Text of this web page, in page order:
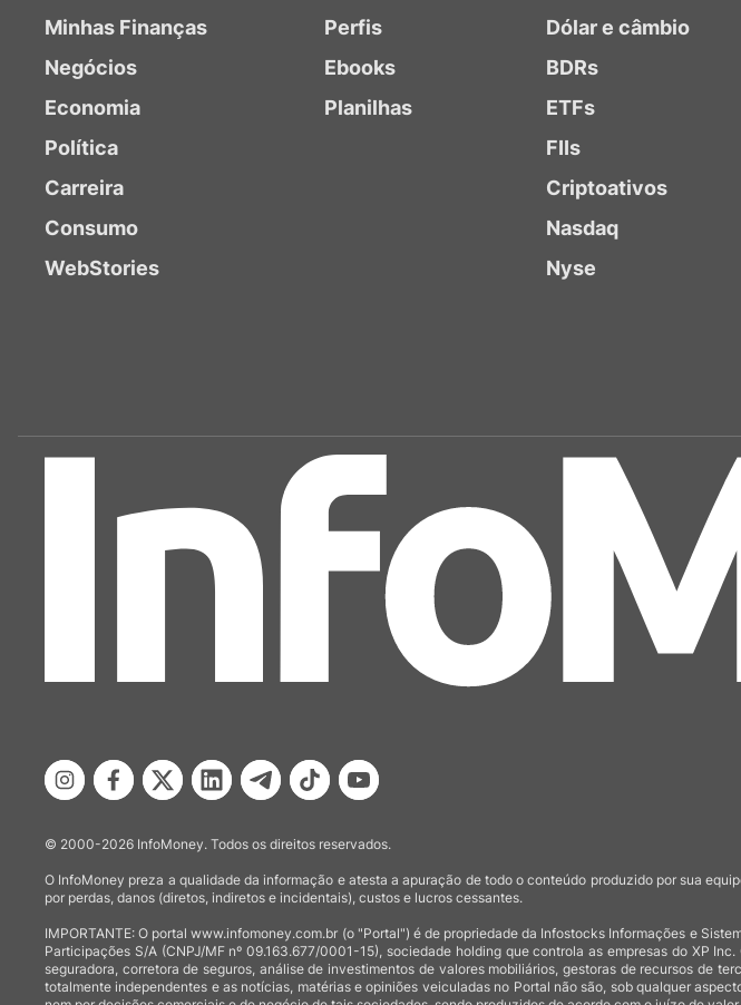
Minhas Finanças
Negócios
Economia
Política
Carreira
Consumo
WebStories
Perfis
Ebooks
Planilhas
Dólar e câmbio
BDRs
ETFs
FIIs
Criptoativos
Nasdaq
Nyse
© 2000-2026 InfoMoney. Todos os direitos reservados.
O InfoMoney preza a qualidade da informação e atesta a apuração de todo o conteúdo produzido por sua
por perdas, danos (diretos, indiretos e incidentais), custos e lucros cessantes.
IMPORTANTE: O portal www.infomoney.com.br (o "Portal") é de propriedade da Infostocks Informações e
Participações S/A (CNPJ/MF nº 09.163.677/0001-15), sociedade holding que controla as empresas do XP
seguradora, corretora de seguros, análise de investimentos de valores mobiliários, gestoras de recursos de
totalmente independentes e as notícias, matérias e opiniões veiculadas no Portal não são, sob qualquer